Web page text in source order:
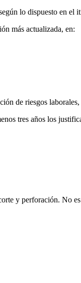
lo dispuesto en
más actualizada, en:
de riesgos
tres años los
y perforación. No